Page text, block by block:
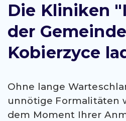
Die Kliniken
der Gemeinde
Kobierzyce
Ohne lange
unnötige Formalitäten
dem Moment Ihrer